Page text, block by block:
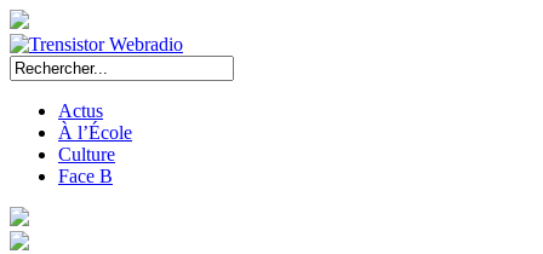
Actus
À l’École
Culture
Face B